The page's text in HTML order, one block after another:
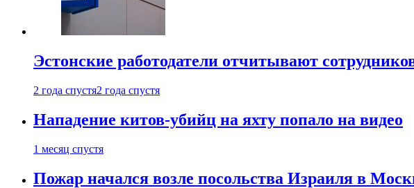
Эстонские работодатели отчитывают
2 года спустя2 года спустя
Нападение китов-убийц на яхту попало на видео
1 месяц спустя
Пожар начался возле посольства Израиля в